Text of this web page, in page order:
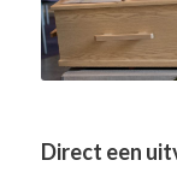
Direct een